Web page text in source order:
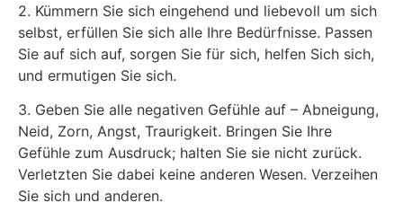
2. Kümmern Sie sich eingehend und liebevoll um sich
selbst, erfüllen Sie sich alle Ihre Bedürfnisse. Passen
Sie auf sich auf, sorgen Sie für sich, helfen Sich sich,
und ermutigen Sie sich.
3. Geben Sie alle negativen Gefühle auf – Abneigung,
Neid, Zorn, Angst, Traurigkeit. Bringen Sie Ihre
Gefühle zum Ausdruck; halten Sie sie nicht zurück.
Verletzten Sie dabei keine anderen Wesen. Verzeihen
Sie sich und anderen.